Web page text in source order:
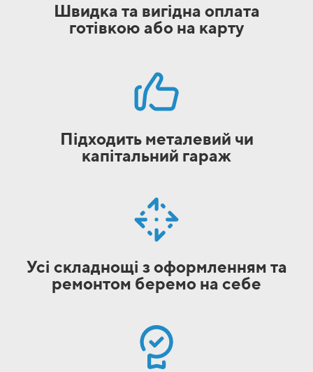
Швидка та вигідна оплата
готівкою або на карту
Підходить металевий чи
капітальний гараж
Усі складнощі з оформленням та
ремонтом беремо на себе